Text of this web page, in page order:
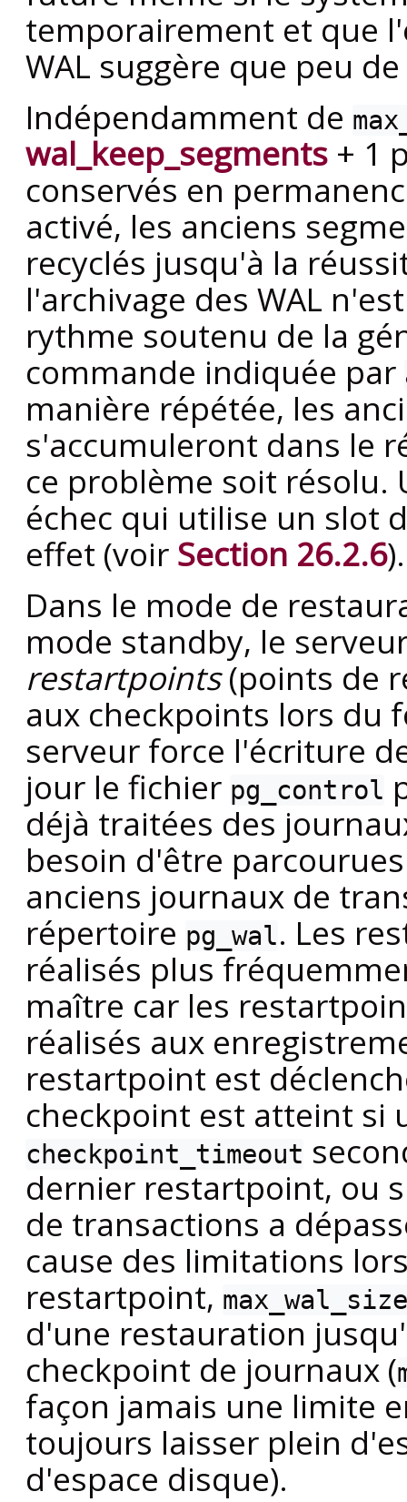
temporairement et que
WAL suggère que peu
Indépendamment de
wal_keep_segments + 1
conservés en
activé, les anciens
recyclés jusqu'à la
l'archivage des WAL
rythme soutenu de la
commande indiquée par
manière répétée, les
s'accumuleront dans le
ce problème soit résolu.
échec qui utilise un slot
effet (voir Section 26.2.6).
Dans le mode de
mode standby, le
restartpoints (points de
aux checkpoints lors du
serveur force l'écriture
jour le fichier pg_control
déjà traitées des
besoin d'être
anciens journaux de
répertoire pg_wal. Les
réalisés plus
maître car les
réalisés aux
restartpoint est
checkpoint est atteint si
checkpoint_timeout
dernier restartpoint, ou
de transactions a
cause des limitations
restartpoint, max_wal_size
d'une restauration
checkpoint de journaux (
façon jamais une limite
toujours laisser plein
d'espace disque).